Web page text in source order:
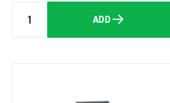
Quantity ADD